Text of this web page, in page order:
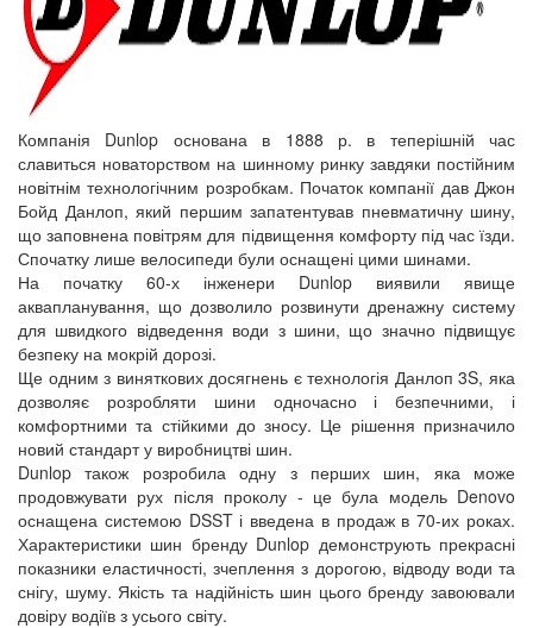
Компанія Dunlop основана в 1888 р. в теперішній час
славиться новаторством на шинному ринку завдяки постійним
новітнім технологічним розробкам. Початок компанії дав Джон
Бойд Данлоп, який першим запатентував пневматичну шину,
що заповнена повітрям для підвищення комфорту під час їзди.
Спочатку лише велосипеди були оснащені цими шинами.
На початку 60-х інженери Dunlop виявили явище
аквапланування, що дозволило розвинути дренажну систему
для швидкого відведення води з шини, що значно підвищує
безпеку на мокрій дорозі.
Ще одним з виняткових досягнень є технологія Данлоп 3S, яка
дозволяє розробляти шини одночасно і безпечними, і
комфортними та стійкими до зносу. Це рішення призначило
новий стандарт у виробництві шин.
Dunlop також розробила одну з перших шин, яка може
продовжувати рух після проколу - це була модель Denovo
оснащена системою DSST і введена в продаж в 70-их роках.
Характеристики шин бренду Dunlop демонструють прекрасні
показники еластичності, зчеплення з дорогою, відводу води та
снігу, шуму. Якість та надійність шин цього бренду завоювали
довіру водіїв з усього світу.